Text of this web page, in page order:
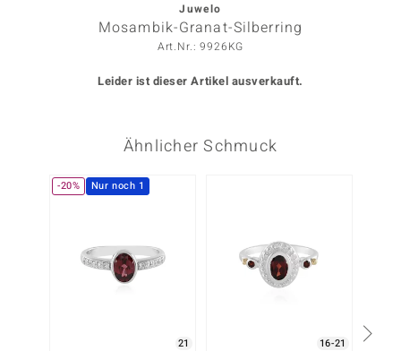
Juwelo
Mosambik-Granat-Silberring
Art.Nr.: 9926KG
Leider ist dieser Artikel ausverkauft.
Ähnlicher Schmuck
-20% Nur noch 1
21 16-21